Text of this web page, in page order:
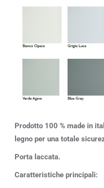
Prodotto 100 % made in
legno per una totale
Porta laccata.
Caratteristiche principali: